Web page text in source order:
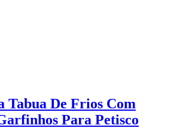
Tabua De Frios Com
Para Petisco